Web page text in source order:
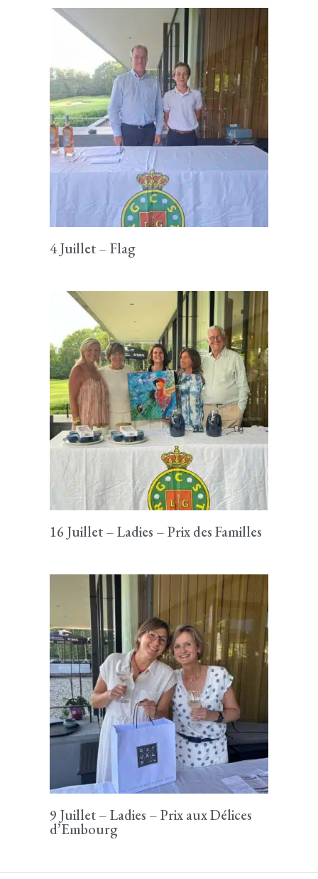
4 Juillet – Flag
16 Juillet – Ladies – Prix des Familles
9 Juillet – Ladies – Prix aux Délices
d’Embourg